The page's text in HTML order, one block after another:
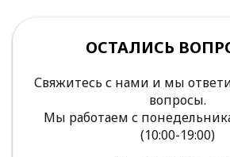
ОСТАЛИСЬ
Свяжитесь с нами и мы
вопросы.
Мы работаем с
(10:00-19:00)